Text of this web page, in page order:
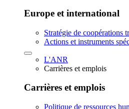
Europe et international
Stratégie de coopérations
Actions et instruments
L'ANR
Carrières et emplois
Carrières et emplois
Politique de ressources